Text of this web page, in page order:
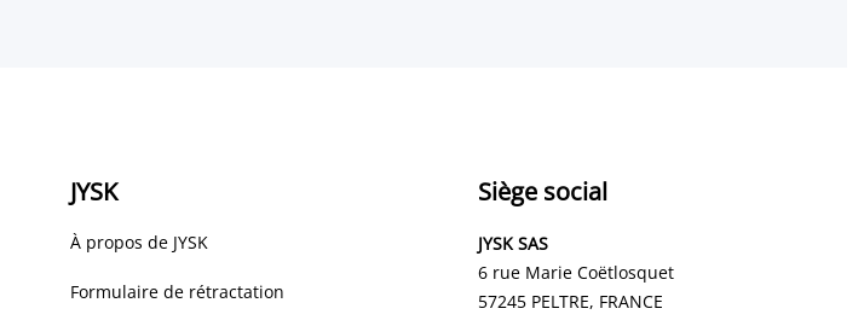
JYSK
À propos de JYSK
Formulaire de rétractation
Siège social
JYSK SAS
6 rue Marie Coëtlosquet
57245 PELTRE, FRANCE